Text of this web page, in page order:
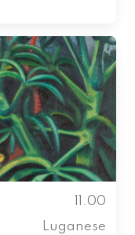
11.00
Luganese